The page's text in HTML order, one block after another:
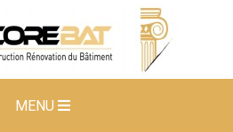
MENU